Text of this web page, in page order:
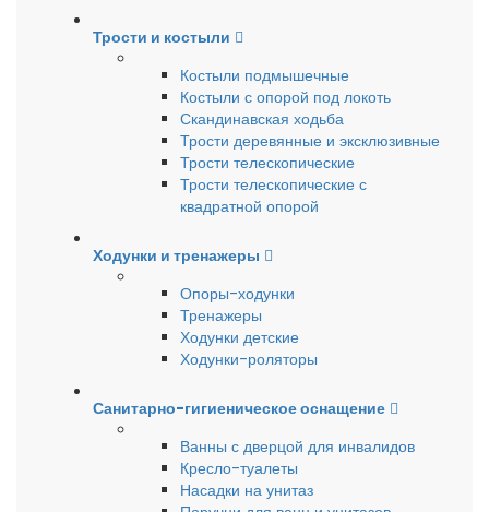
Трости и костыли
Костыли подмышечные
Костыли с опорой под локоть
Скандинавская ходьба
Трости деревянные и эксклюзивные
Трости телескопические
Трости телескопические с
квадратной опорой
Ходунки и тренажеры
Опоры-ходунки
Тренажеры
Ходунки детские
Ходунки-роляторы
Санитарно-гигиеническое оснащение
Ванны с дверцой для инвалидов
Кресло-туалеты
Насадки на унитаз